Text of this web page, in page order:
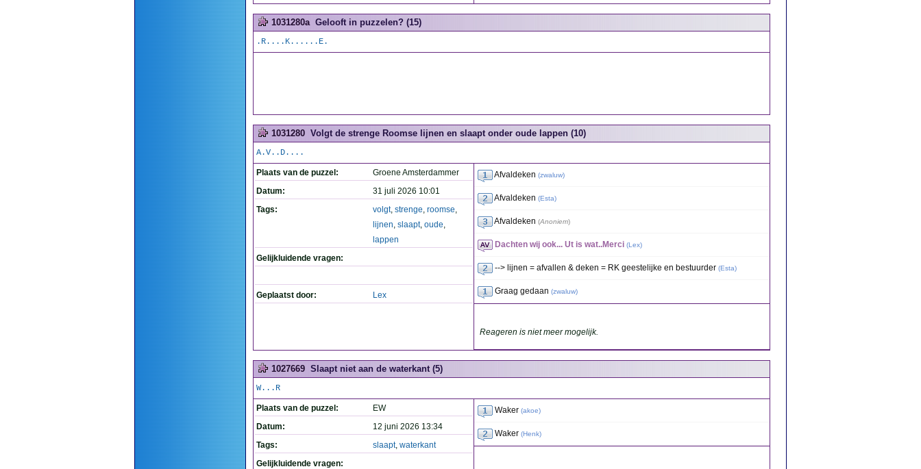
1031280a Gelooft in puzzelen? (15)
.R....K......E.
1031280 Volgt de strenge Roomse lijnen en slaapt onder oude lappen (10)
A.V..D....
Plaats van de puzzel:
Groene Amsterdammer
Datum:
31 juli 2026 10:01
Tags:
volgt, strenge, roomse,
lijnen, slaapt, oude,
lappen
Gelijkluidende vragen:
Geplaatst door: Lex
Afvaldeken (zwaluw)
Afvaldeken (Esta)
Afvaldeken (Anoniem)
Dachten wij ook... Ut is wat..Merci (Lex)
--> lijnen = afvallen & deken = RK geestelijke en bestuurder (Esta)
Graag gedaan (zwaluw)
Reageren is niet meer mogelijk.
1027669 Slaapt niet aan de waterkant (5)
W...R
Plaats van de puzzel:
EW
Datum:
12 juni 2026 13:34
Tags:
slaapt, waterkant
Gelijkluidende vragen:
Waker (akoe)
Waker (Henk)